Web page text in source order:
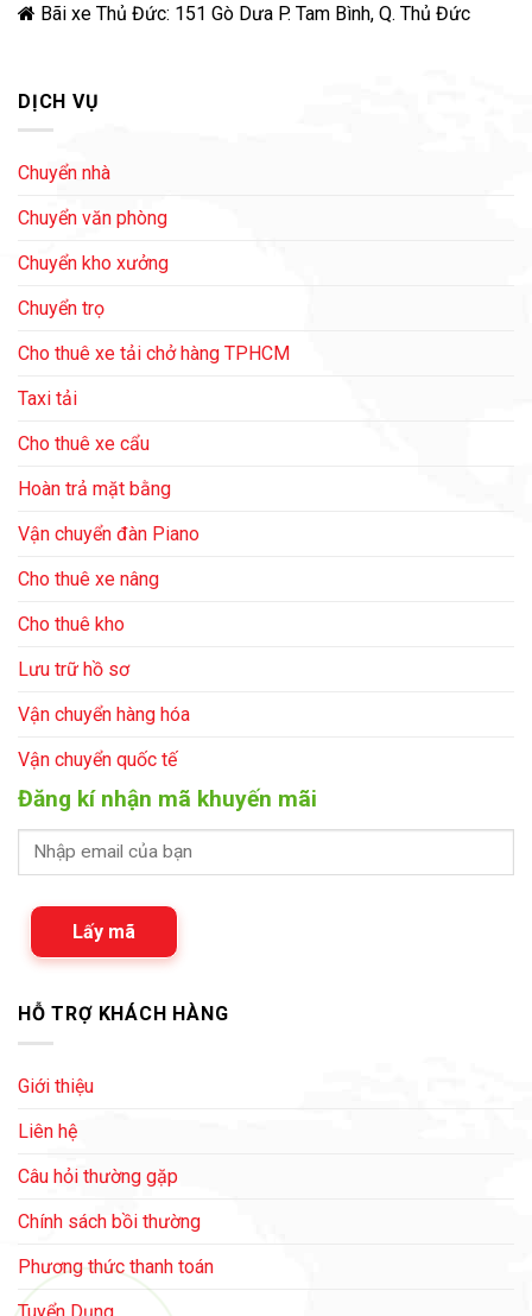
Bãi xe Thủ Đức: 151 Gò Dưa P. Tam Bình, Q. Thủ Đức
DỊCH VỤ
Chuyển nhà
Chuyển văn phòng
Chuyển kho xưởng
Chuyển trọ
Cho thuê xe tải chở hàng TPHCM
Taxi tải
Cho thuê xe cẩu
Hoàn trả mặt bằng
Vận chuyển đàn Piano
Cho thuê xe nâng
Cho thuê kho
Lưu trữ hồ sơ
Vận chuyển hàng hóa
Vận chuyển quốc tế
Đăng kí nhận mã khuyến mãi
Lấy mã
HỖ TRỢ KHÁCH HÀNG
Giới thiệu
Liên hệ
Câu hỏi thường gặp
Chính sách bồi thường
Phương thức thanh toán
Tuyển Dụng